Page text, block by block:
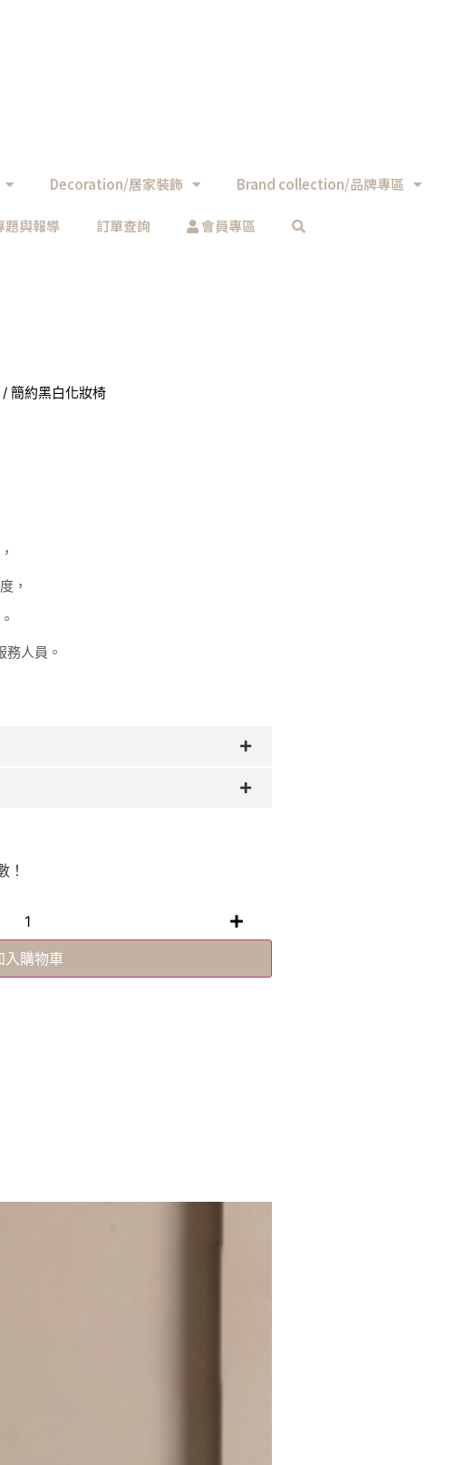
Decoration/居家裝飾 Brand collection/品牌專區
題與報導 訂單查詢 會員專區
/ 簡約黑白化妝椅
，
人員。
！
入購物車